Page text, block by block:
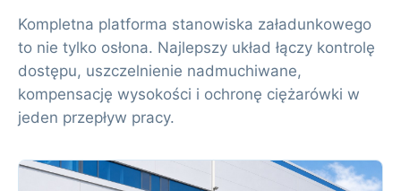
Kompletna platforma stanowiska załadunkowego
to nie tylko osłona. Najlepszy układ łączy kontrolę
dostępu, uszczelnienie nadmuchiwane,
kompensację wysokości i ochronę ciężarówki w
jeden przepływ pracy.